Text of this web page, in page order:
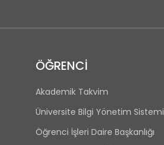
ÖĞRENCİ
Akademik Takvim
Üniversite Bilgi Yönetim Sistemi
Öğrenci İşleri Daire Başkanlığı